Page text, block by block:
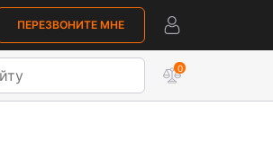
ПЕРЕЗВОНИТЕ МНЕ
0